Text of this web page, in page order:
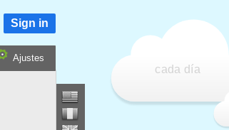
cada día
Sign in
Ajustes